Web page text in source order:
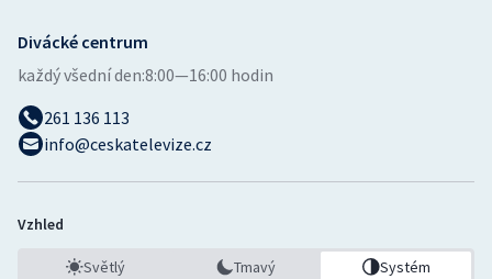
Divácké centrum
každý všední den:8:00—16:00 hodin
261 136 113
info@ceskatelevize.cz
Vzhled
Světlý Tmavý Systém